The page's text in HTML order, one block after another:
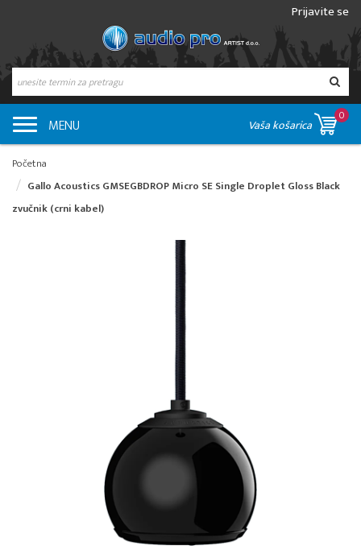
Prijavite se
MENU Vaša košarica
0
Početna
Gallo Acoustics GMSEGBDROP Micro SE Single Droplet Gloss Black
zvučnik (crni kabel)